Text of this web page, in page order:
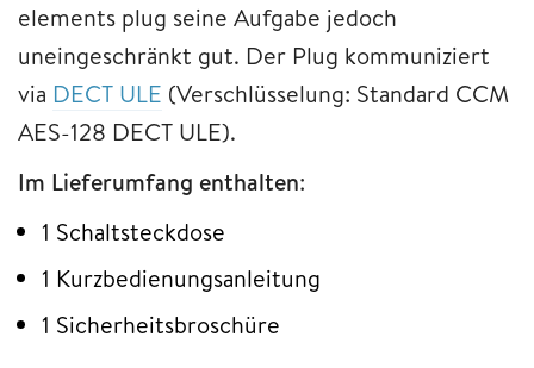
elements plug seine Aufgabe jedoch
uneingeschränkt gut. Der Plug kommuniziert
via DECT ULE (Verschlüsselung: Standard CCM
AES-128 DECT ULE).
Im Lieferumfang enthalten:
1 Schaltsteckdose
1 Kurzbedienungsanleitung
1 Sicherheitsbroschüre